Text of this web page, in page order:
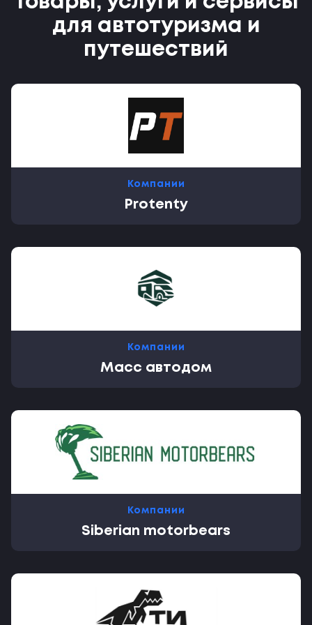
для автотуризма и
путешествий
Компании
Protenty
Компании
Масс автодом
Компании
Siberian motorbears